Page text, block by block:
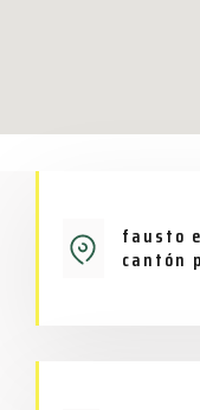
fausto
cantón